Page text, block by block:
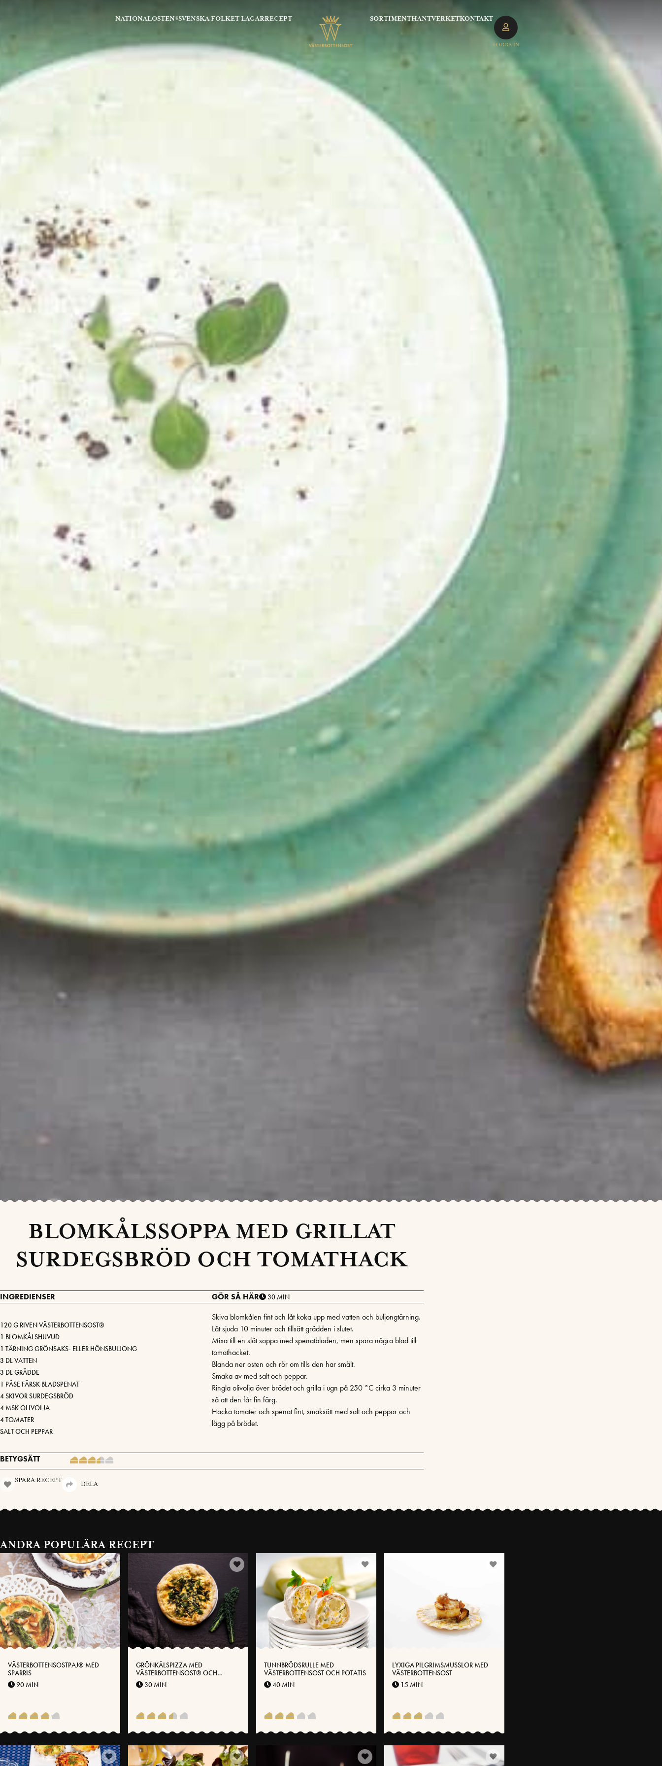
RECEPT
SVENSKA FOLKET LAGAR
NATIONALOSTEN® SORTIMENTHANTVERKETKONTAKT
LOGGA IN
BLOMKÅLSSOPPA MED GRILLAT
SURDEGSBRÖD OCH TOMATHACK
INGREDIENSER
120 G RIVEN VÄSTERBOTTENSOST®
1 BLOMKÅLSHUVUD
1 TÄRNING GRÖNSAKS- ELLER HÖNSBULJONG
3 DL VATTEN
3 DL GRÄDDE
1 PÅSE FÄRSK BLADSPENAT
4 SKIVOR SURDEGSBRÖD
4 MSK OLIVOLJA
4 TOMATER
SALT OCH PEPPAR
GÖR SÅ HÄR 30 MIN
Skiva blomkålen fint och låt koka upp med vatten och buljongtärning.
Låt sjuda 10 minuter och tillsätt grädden i slutet.
Mixa till en slät soppa med spenatbladen, men spara några blad till
tomathacket.
Blanda ner osten och rör om tills den har smält.
Smaka av med salt och peppar.
Ringla olivolja över brödet och grilla i ugn på 250 °C cirka 3 minuter
så att den får fin färg.
Hacka tomater och spenat fint, smaksätt med salt och peppar och
lägg på brödet.
BETYGSÄTT
SPARA RECEPT
DELA
ANDRA POPULÄRA RECEPT
VÄSTERBOTTENSOSTPAJ® MED
SPARRIS
90 MIN
GRÖNKÅLSPIZZA MED
VÄSTERBOTTENSOST® OCH
ROSTADE PINJENÖTTER
30 MIN
TUNNBRÖDSRULLE MED
VÄSTERBOTTENSOST OCH POTATIS
40 MIN
LYXIGA PILGRIMSMUSSLOR MED
VÄSTERBOTTENSOST
15 MIN